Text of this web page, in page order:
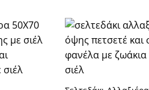
στην λίστα
επιθυμητών